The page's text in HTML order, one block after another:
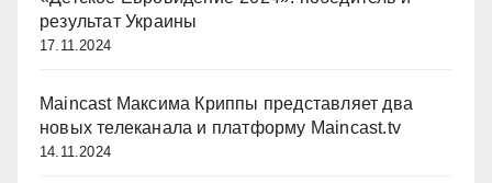
результат Украины
17.11.2024
Maincast Максима Криппы представляет два
новых телеканала и платформу Maincast.tv
14.11.2024